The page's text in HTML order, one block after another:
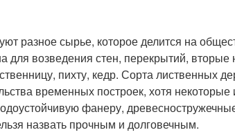
разное сырье, которое делится на
для возведения стен, перекрытий, вторые
пихту, кедр. Сорта лиственных
временных построек, хотя некоторые
фанеру,
назвать прочным и долговечным.